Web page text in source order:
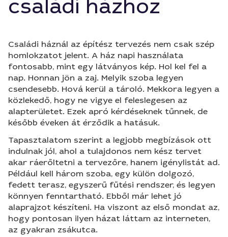
családi házhoz
Családi háznál az építész tervezés nem csak szép
homlokzatot jelent. A ház napi használata
fontosabb, mint egy látványos kép. Hol kel fel a
nap. Honnan jön a zaj. Melyik szoba legyen
csendesebb. Hová kerül a tároló. Mekkora legyen a
közlekedő, hogy ne vigye el feleslegesen az
alapterületet. Ezek apró kérdéseknek tűnnek, de
később éveken át érződik a hatásuk.
Tapasztalatom szerint a legjobb megbízások ott
indulnak jól, ahol a tulajdonos nem kész tervet
akar ráerőltetni a tervezőre, hanem igénylistát ad.
Például kell három szoba, egy külön dolgozó,
fedett terasz, egyszerű fűtési rendszer, és legyen
könnyen fenntartható. Ebből már lehet jó
alaprajzot készíteni. Ha viszont az első mondat az,
hogy pontosan ilyen házat láttam az interneten,
az gyakran zsákutca.